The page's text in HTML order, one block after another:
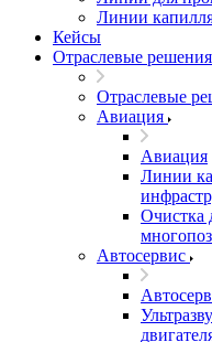
Линии
Кейсы
Отраслевые решения
Отраслевые
Авиация
Авиация
Линии
Очистка
Автосервис